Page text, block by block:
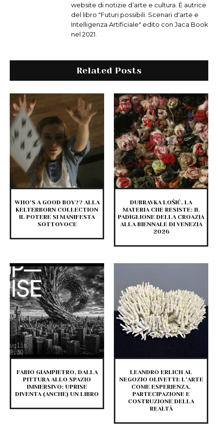
website di notizie d’arte e cultura. É autrice
del libro "Futuri possibili. Scenari d'arte e
Intelligenza Artificiale" edito con Jaca Book
nel 2021.
Related Posts
WHO’S A GOOD BOY?? ALLA
KELTERBORN COLLECTION
IL POTERE SI MANIFESTA
SOTTOVOCE
DUBRAVKA LOŠIĆ, LA
MATERIA CHE RESISTE: IL
PADIGLIONE DELLA CROAZIA
ALLA BIENNALE DI VENEZIA
2026
FABIO GIAMPIETRO, DALLA
PITTURA ALLO SPAZIO
IMMERSIVO: UPRISE
DIVENTA (ANCHE) UN LIBRO
LEANDRO ERLICH AL
NEGOZIO OLIVETTI: L’ARTE
COME ESPERIENZA,
PARTECIPAZIONE E
COSTRUZIONE DELLA
REALTÀ